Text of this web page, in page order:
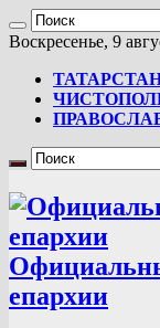
Воскресенье, 9
епархии